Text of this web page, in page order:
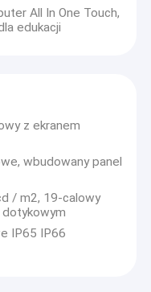
All In One Touch,
edukacji
z ekranem
wbudowany panel
/ m2, 19-calowy
IP65 IP66